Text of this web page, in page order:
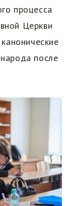
процесса
Церкви
после